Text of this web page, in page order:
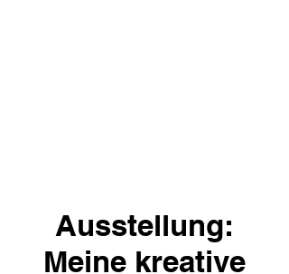
Ausstellung:
Meine kreative